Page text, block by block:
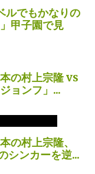
ルでもかなりの
甲子園で見
の村上宗隆 vs
ョンフ」...
の村上宗隆、
シンカーを逆...